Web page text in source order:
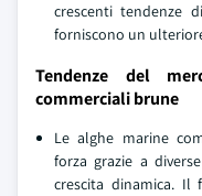
crescenti tendenze
forniscono un
Tendenze del
commerciali brune
Le alghe marine
forza grazie a
crescita dinamica.